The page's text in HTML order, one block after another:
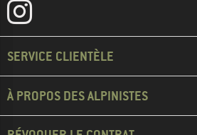
SERVICE CLIENTÈLE
À PROPOS DES ALPINISTES